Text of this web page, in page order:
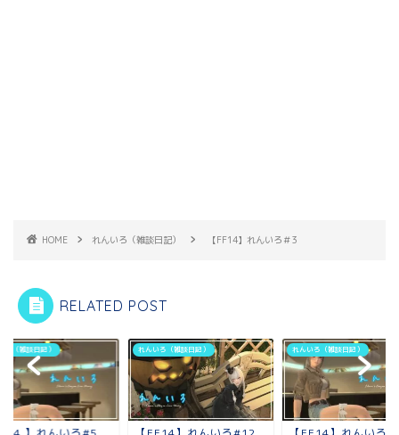
HOME れんいろ（雑談日記） 【FF14】れんいろ＃3
RELATED POST
ろ（雑談日記） れんいろ（雑談日記） れんいろ（雑談日記）